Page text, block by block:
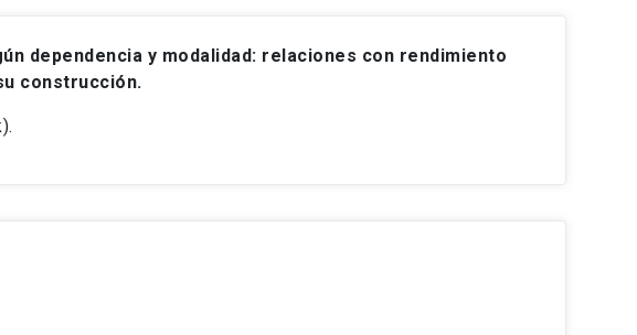
dependencia y modalidad: relaciones con rendimiento
construcción.